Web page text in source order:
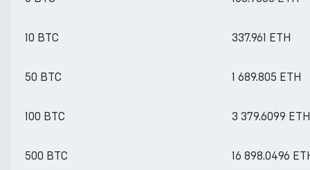
10 BTC 337.961 ETH
50 BTC 1 689.805 ETH
100 BTC 3 379.6099 ETH
500 BTC 16 898.0496